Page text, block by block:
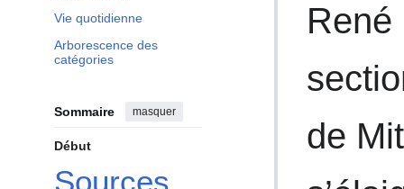
Vie quotidienne
Arborescence des
catégories
Sommaire masquer
Début
Sources
René
de